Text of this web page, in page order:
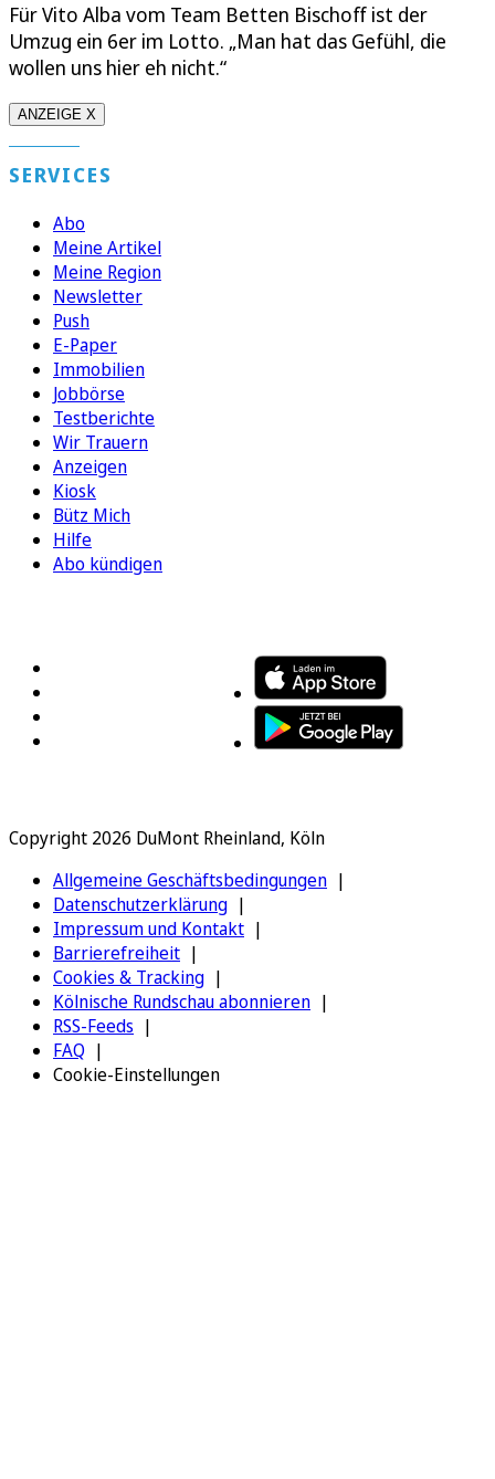
Für Vito Alba vom Team Betten Bischoff ist der
Umzug ein 6er im Lotto. „Man hat das Gefühl, die
wollen uns hier eh nicht.“
ANZEIGE X
SERVICES
Abo
Meine Artikel
Meine Region
Newsletter
Push
E-Paper
Immobilien
Jobbörse
Testberichte
Wir Trauern
Anzeigen
Kiosk
Bütz Mich
Hilfe
Abo kündigen
Copyright 2026 DuMont Rheinland, Köln
Allgemeine Geschäftsbedingungen
Datenschutzerklärung
Impressum und Kontakt
Barrierefreiheit
Cookies & Tracking
Kölnische Rundschau abonnieren
RSS-Feeds
FAQ
Cookie-Einstellungen